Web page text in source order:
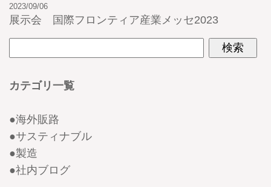
2023/09/06
展示会 国際フロンティア産業メッセ2023
カテゴリ一覧
●海外販路
●サスティナブル
●製造
●社内ブログ